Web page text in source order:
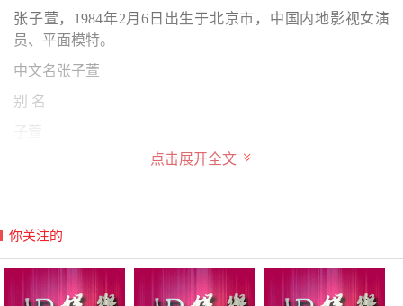
张子萱，1984年2月6日出生于北京市，中国内地影视女演
员、平面模特。
中文名张子萱
别 名
星 座
点击展开全文
你关注的